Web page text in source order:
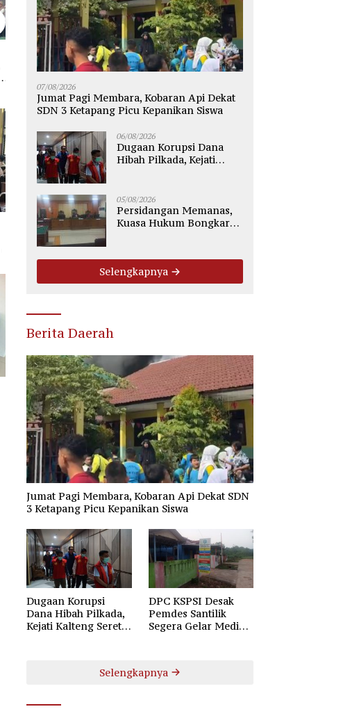
DPC KSPSI Desak Pemdes
Santilik Segera Gelar Mediasi
Hubungan Industrial
Lapas Sampit Tingkatkan
Kompetensi Pengamanan
07/08/2026
Jumat Pagi Membara, Kobaran Api Dekat
SDN 3 Ketapang Picu Kepanikan Siswa
06/08/2026
Dugaan Korupsi Dana
Hibah Pilkada, Kejati
05/08/2026
Persidangan Memanas,
Kuasa Hukum Bongkar
PT WMGK
Selengkapnya
Berita Daerah
Jumat Pagi Membara, Kobaran Api Dekat SDN
3 Ketapang Picu Kepanikan Siswa
Dugaan Korupsi
Dana Hibah Pilkada,
Kejati Kalteng Seret
DPC KSPSI Desak
Pemdes Santilik
Segera Gelar Mediasi
Selengkapnya